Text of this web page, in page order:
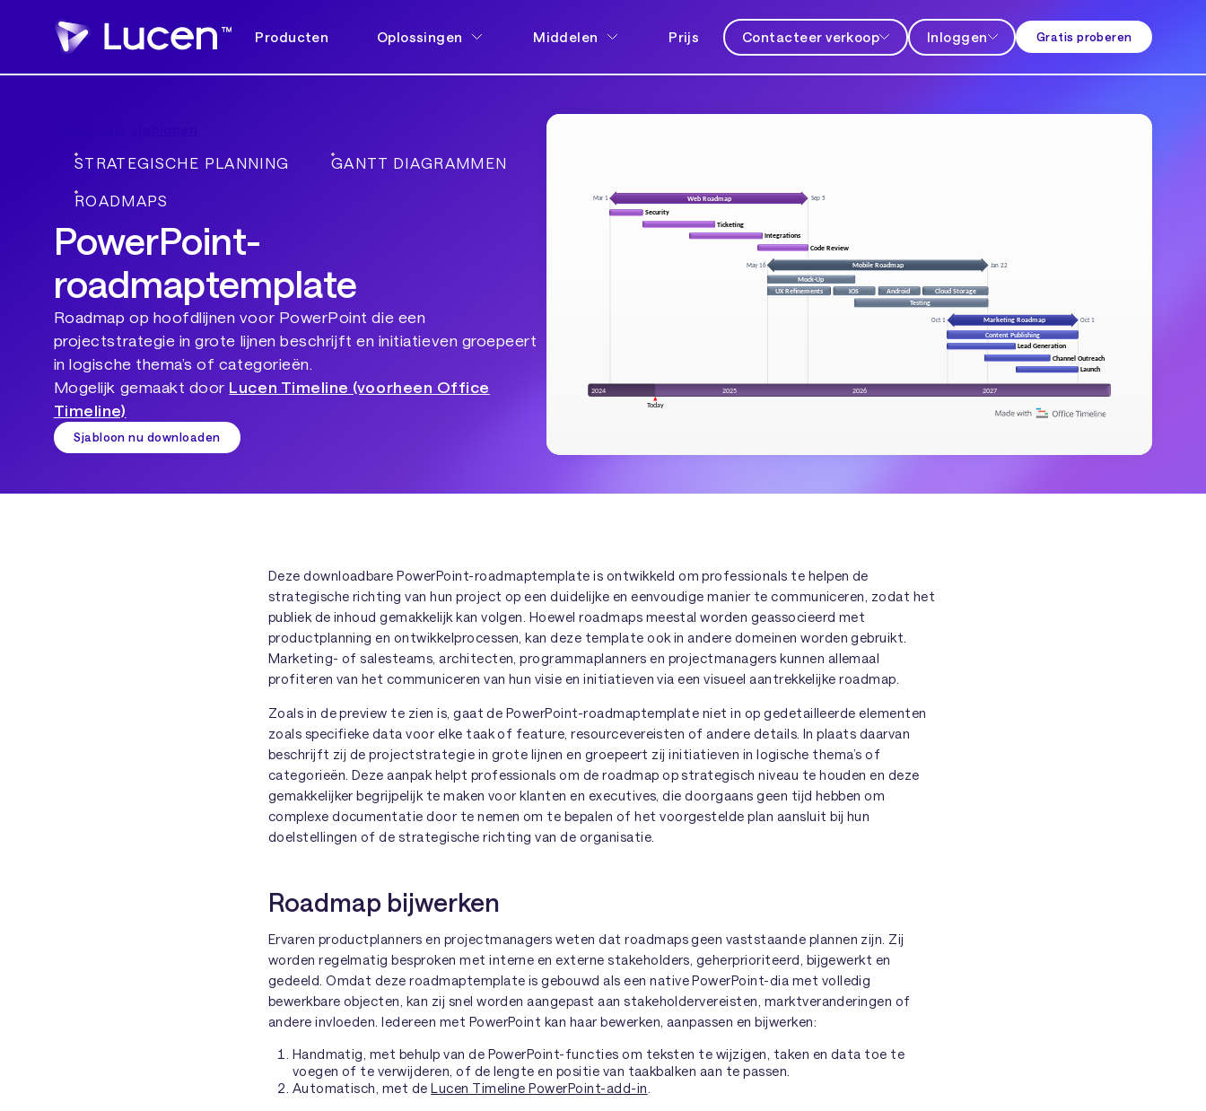
Producten Oplossingen Middelen Prijs Contacteer verkoop Inloggen Gratis proberen
STRATEGISCHE PLANNING GANTT DIAGRAMMEN
ROADMAPS
PowerPoint-
roadmaptemplate
Roadmap op hoofdlijnen voor PowerPoint die een
projectstrategie in grote lijnen beschrijft en initiatieven groepeert
in logische thema’s of categorieën.
Mogelijk gemaakt door Lucen Timeline (voorheen Office
Timeline)
Sjabloon nu downloaden
Deze downloadbare PowerPoint-roadmaptemplate is ontwikkeld om professionals te helpen de
strategische richting van hun project op een duidelijke en eenvoudige manier te communiceren, zodat het
publiek de inhoud gemakkelijk kan volgen. Hoewel roadmaps meestal worden geassocieerd met
productplanning en ontwikkelprocessen, kan deze template ook in andere domeinen worden gebruikt.
Marketing- of salesteams, architecten, programmaplanners en projectmanagers kunnen allemaal
profiteren van het communiceren van hun visie en initiatieven via een visueel aantrekkelijke roadmap.
Zoals in de preview te zien is, gaat de PowerPoint-roadmaptemplate niet in op gedetailleerde elementen
zoals specifieke data voor elke taak of feature, resourcevereisten of andere details. In plaats daarvan
beschrijft zij de projectstrategie in grote lijnen en groepeert zij initiatieven in logische thema’s of
categorieën. Deze aanpak helpt professionals om de roadmap op strategisch niveau te houden en deze
gemakkelijker begrijpelijk te maken voor klanten en executives, die doorgaans geen tijd hebben om
complexe documentatie door te nemen om te bepalen of het voorgestelde plan aansluit bij hun
doelstellingen of de strategische richting van de organisatie.
Roadmap bijwerken
Ervaren productplanners en projectmanagers weten dat roadmaps geen vaststaande plannen zijn. Zij
worden regelmatig besproken met interne en externe stakeholders, geherprioriteerd, bijgewerkt en
gedeeld. Omdat deze roadmaptemplate is gebouwd als een native PowerPoint-dia met volledig
bewerkbare objecten, kan zij snel worden aangepast aan stakeholdervereisten, marktveranderingen of
andere invloeden. Iedereen met PowerPoint kan haar bewerken, aanpassen en bijwerken:
Handmatig, met behulp van de PowerPoint-functies om teksten te wijzigen, taken en data toe te
voegen of te verwijderen, of de lengte en positie van taakbalken aan te passen.
Automatisch, met deLucen Timeline PowerPoint-add-in